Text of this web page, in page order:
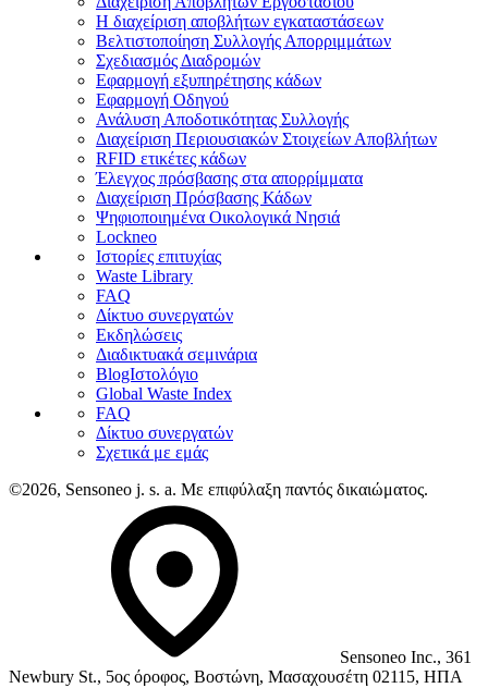
Η διαχείριση αποβλήτων εγκαταστάσεων
Βελτιστοποίηση Συλλογής Απορριμμάτων
Σχεδιασμός Διαδρομών
Εφαρμογή εξυπηρέτησης κάδων
Εφαρμογή Οδηγού
Ανάλυση Αποδοτικότητας Συλλογής
Διαχείριση Περιουσιακών Στοιχείων Αποβλήτων
RFID ετικέτες κάδων
Έλεγχος πρόσβασης στα απορρίμματα
Διαχείριση Πρόσβασης Κάδων
Ψηφιοποιημένα Οικολογικά Νησιά
Lockneo
Ιστορίες επιτυχίας
Waste Library
FAQ
Δίκτυο συνεργατών
Εκδηλώσεις
Διαδικτυακά σεμινάρια
BlogΙστολόγιο
Global Waste Index
FAQ
Δίκτυο συνεργατών
Σχετικά με εμάς
©2026, Sensoneo j. s. a. Με επιφύλαξη παντός δικαιώματος.
Sensoneo Inc., 361
Newbury St., 5ος όροφος, Βοστώνη, Μασαχουσέτη 02115, ΗΠΑ